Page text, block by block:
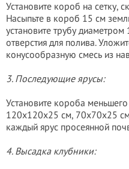
Установите короб на сетку,
Насыпьте в короб 15 см
установите трубу
отверстия для полива.
конусообразную смесь из
3. Последующие ярусы:
Установите короба
120х120х25 см, 70х70х25
каждый ярус просеянной
4. Высадка клубники: